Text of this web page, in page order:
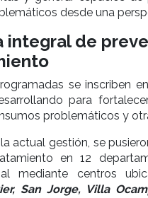
desde una
integral de
se inscriben
para
problemáticos y
actual gestión, se
en 12
mediante centros
San Jorge, Villa